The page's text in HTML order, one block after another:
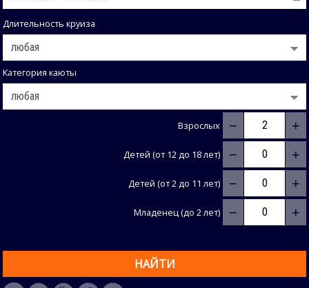
Длительность круиза
Категория каюты
Взрослых − +
Детей (от 12 до 18 лет) − +
Детей (от 2 до 11 лет) − +
Младенец (до 2 лет) − +
НАЙТИ